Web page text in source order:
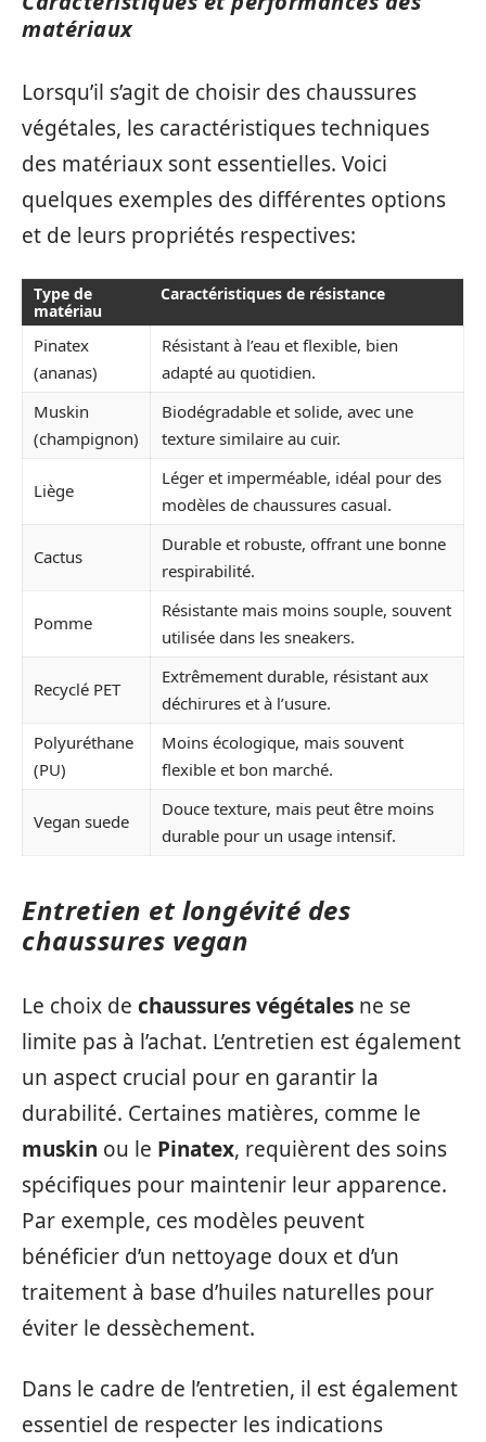
matériaux
Lorsqu’il s’agit de choisir des chaussures
végétales, les caractéristiques techniques
des matériaux sont essentielles. Voici
quelques exemples des différentes options
et de leurs propriétés respectives:
Type de
matériau
Caractéristiques de résistance
Pinatex
(ananas)
Résistant à l’eau et flexible, bien
adapté au quotidien.
Muskin
(champignon)
Biodégradable et solide, avec une
texture similaire au cuir.
Liège
Léger et imperméable, idéal pour des
modèles de chaussures casual.
Cactus
Durable et robuste, offrant une bonne
respirabilité.
Pomme
Résistante mais moins souple, souvent
utilisée dans les sneakers.
Recyclé PET
Extrêmement durable, résistant aux
déchirures et à l’usure.
Polyuréthane
(PU)
Moins écologique, mais souvent
flexible et bon marché.
Vegan suede
Douce texture, mais peut être moins
durable pour un usage intensif.
Entretien et longévité des
chaussures vegan
Le choix de chaussures végétales ne se
limite pas à l’achat. L’entretien est également
un aspect crucial pour en garantir la
durabilité. Certaines matières, comme le
muskin ou le Pinatex, requièrent des soins
spécifiques pour maintenir leur apparence.
Par exemple, ces modèles peuvent
bénéficier d’un nettoyage doux et d’un
traitement à base d’huiles naturelles pour
éviter le dessèchement.
Dans le cadre de l’entretien, il est également
essentiel de respecter les indications